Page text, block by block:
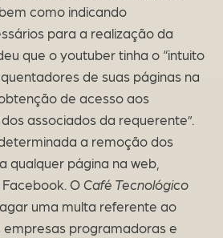
como indicando
para a realização da
que o youtuber tinha o “intuito
de suas páginas na
de acesso aos
associados da requerente”.
a remoção dos
qualquer página na web,
Facebook. O Café Tecnológico
uma multa referente ao
empresas programadoras e